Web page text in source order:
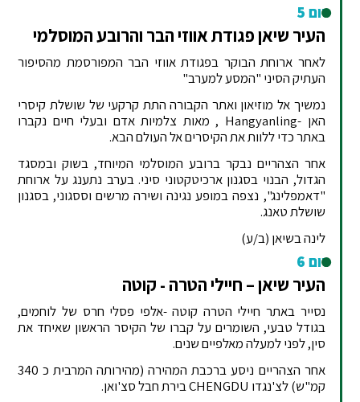
יום 5
העיר שיאן פגודת אווזי הבר והרובע המוסלמי
לאחר ארוחת הבוקר בפגודת אווזי הבר המפורסמת מהסיפור
העתיק הסיני "המסע למערב"
נמשיך אל מוזיאון ואתר הקבורה התת קרקעי של שושלת קיסרי
האן -Hangyanling , מאות צלמיות אדם ובעלי חיים נקברו
באתר כדי ללוות את הקיסרים אל העולם הבא.
אחר הצהריים נבקר ברובע המוסלמי המיוחד, בשוק ובמסגד
הגדול, הבנוי בסגנון ארכיטקטוני סיני. בערב נתענג על ארוחת
"דאמפלינג", נצפה במופע נגינה ושירה מרשים וססגוני, בסגנון
שושלת טאנג.
לינה בשיאן (ב/ע)
יום 6
העיר שיאן – חיילי הטרה - קוטה
נסייר באתר חיילי הטרה קוטה -אלפי פסלי חרס של לוחמים,
בגודל טבעי, השומרים על קברו של הקיסר הראשון שאיחד את
סין, לפני למעלה מאלפיים שנים.
אחר הצהריים ניסע ברכבת המהירה (מהירותה המרבית כ 340
קמ"ש) לצ'נגדו CHENGDU בירת חבל סצ'ואן.